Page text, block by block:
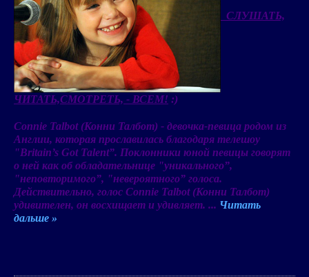
СЛУШАТЬ,
ЧИТАТЬ,СМОТРЕТЬ, - ВСЕМ! :)
Connie Talbot (Конни Талбот) - девочка-певица родом из
Англии, которая прославилась благодаря телешоу
"Britain’s Got Talent”. Поклонники юной певицы говорят
о ней как об обладательнице "уникального”,
"неповторимого”, "невероятного” голоса.
Действительно, голос Connie Talbot (Конни Талбот)
удивителен, он восхищает и удивляет. ... Читать
дальше »